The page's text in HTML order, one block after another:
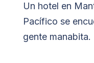
Un hotel en
Pacífico se
gente manabita.